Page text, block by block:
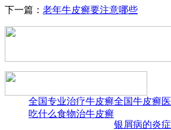
下一篇： 老年牛皮癣要注意哪些
全国专业治疗牛皮癣全国牛皮癣
吃什么食物治牛皮癣
银屑病的炎